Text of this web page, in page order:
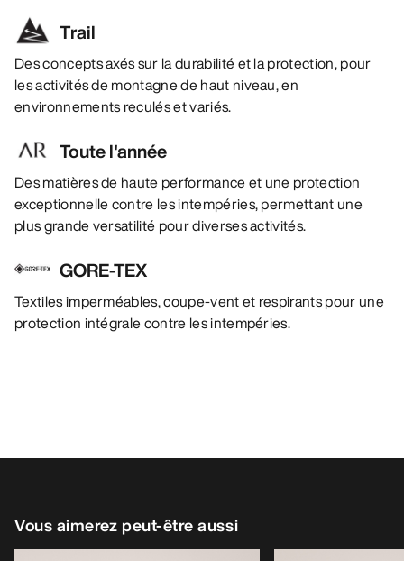
Trail
Des concepts axés sur la durabilité et la protection, pour
les activités de montagne de haut niveau, en
environnements reculés et variés.
Toute l'année
Des matières de haute performance et une protection
exceptionnelle contre les intempéries, permettant une
plus grande versatilité pour diverses activités.
GORE-TEX
Textiles imperméables, coupe-vent et respirants pour une
protection intégrale contre les intempéries.
Vous aimerez peut-être aussi